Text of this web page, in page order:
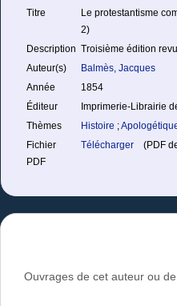
Titre
Le protestantisme
2)
Description Troisième édition
Auteur(s)
Balmès, Jacques
Année
1854
Éditeur
Imprimerie-Librairie
Thèmes
Histoire ;
Fichier
PDF
Télécharger (PDF
Ouvrages de cet auteur ou